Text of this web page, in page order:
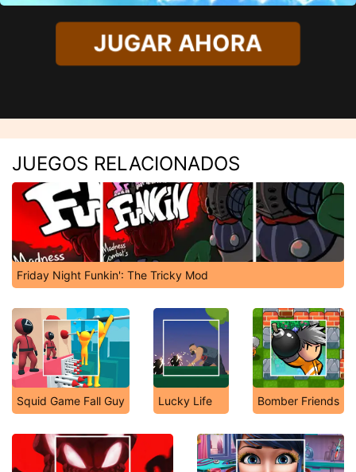
JUGAR AHORA
JUEGOS RELACIONADOS
Friday Night Funkin': The Tricky Mod
Squid Game Fall Guy Lucky Life Bomber Friends